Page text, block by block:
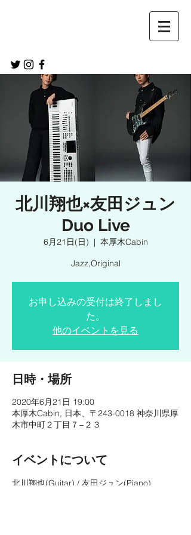
北川翔也×友田ジュン
Duo Live
6月21日(日)
  |
本厚木Cabin
Jazz,Original
お申し込みの受付は終了しまし
た。
他のイベントを見る
日時・場所
2020年6月21日 19:00
本厚木Cabin, 日本、〒243-0018 神奈川県厚
木市中町２丁目７−２３
イベントについて
北川翔也(Guitar) / 友田ジュン(Piano)